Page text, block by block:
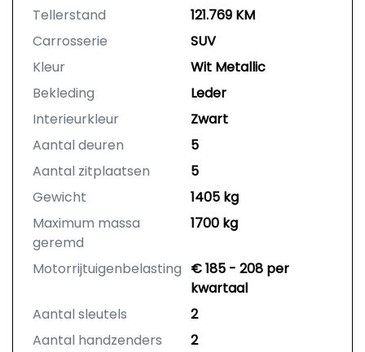
Tellerstand
121.769 KM
Carrosserie
SUV
Kleur
Wit Metallic
Bekleding
Leder
Interieurkleur
Zwart
Aantal deuren
5
Aantal zitplaatsen
5
Gewicht
1405 kg
Maximum massa
geremd
1700 kg
Motorrijtuigenbelasting € 185 - 208 per
kwartaal
Aantal sleutels
2
Aantal handzenders
2